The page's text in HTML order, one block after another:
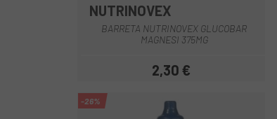
NUTRINOVEX
BARRETA NUTRINOVEX GLUCOBAR
MAGNESI 375MG
Preu
2,30 €
-26%